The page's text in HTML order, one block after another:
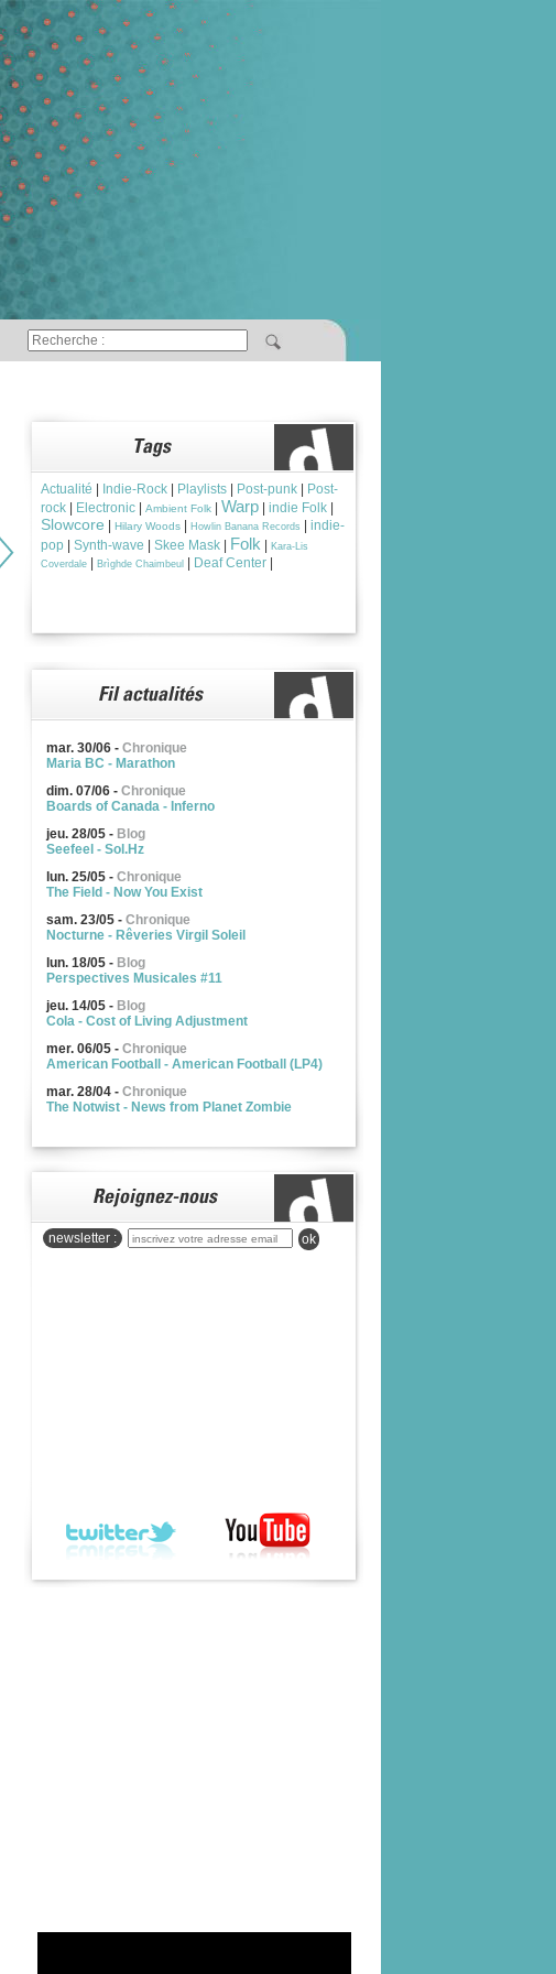
Actualité Indie-Rock Playlists Post-punk
Post-
rock
Electronic Ambient Folk Warp indie Folk
Slowcore Hilary Woods Howlin Banana Records
indie-
pop
Synth-wave Skee Mask Folk
Kara-Lis
Coverdale
Brìghde Chaimbeul Deaf Center
mar. 30/06 - Chronique
Maria BC - Marathon
dim. 07/06 - Chronique
Boards of Canada - Inferno
jeu. 28/05 - Blog
Seefeel - Sol.Hz
lun. 25/05 - Chronique
The Field - Now You Exist
sam. 23/05 - Chronique
Nocturne - Rêveries Virgil Soleil
lun. 18/05 - Blog
Perspectives Musicales #11
jeu. 14/05 - Blog
Cola - Cost of Living Adjustment
mer. 06/05 - Chronique
American Football - American Football (LP4)
mar. 28/04 - Chronique
The Notwist - News from Planet Zombie
newsletter : ok